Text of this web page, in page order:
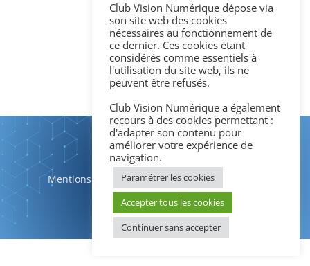
Mentions légales|Politique de confidentialité
Club Vision Numérique dépose via
son site web des cookies
nécessaires au fonctionnement de
ce dernier. Ces cookies étant
considérés comme essentiels à
l'utilisation du site web, ils ne
peuvent être refusés.
Club Vision Numérique a également
recours à des cookies permettant :
d'adapter son contenu pour
améliorer votre expérience de
navigation.
Paramétrer les cookies
Accepter tous les cookies
Continuer sans accepter